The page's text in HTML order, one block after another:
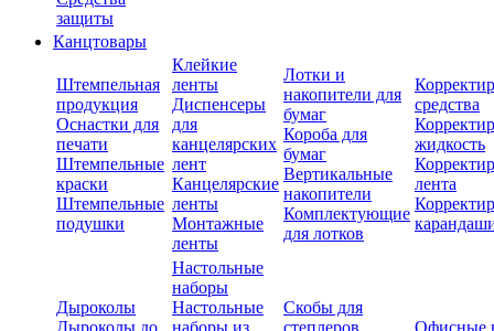
защиты
Канцтовары
Штемпельная
продукция
Оснастки для
печати
Штемпельные
краски
Штемпельные
подушки
Клейкие
ленты
Диспенсеры
для
канцелярских
лент
Канцелярские
ленты
Монтажные
ленты
Лотки и
накопители для
бумаг
Короба для
бумаг
Вертикальные
накопители
Комплектующие
для лотков
средства
жидкость
лента
Дыроколы
Дыроколы до
Настольные
наборы
Настольные
наборы из
Скобы для
степлеров
Офисные